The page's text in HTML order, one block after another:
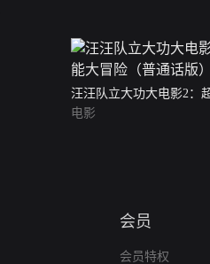
汪汪队立大功大电影2：
冒险（普通话版）
电影
会员
会员特权